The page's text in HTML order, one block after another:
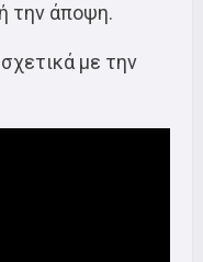
την άποψη.
με την